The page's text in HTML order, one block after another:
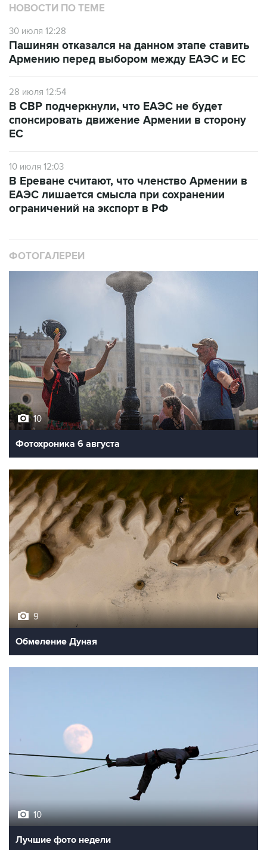
НОВОСТИ ПО ТЕМЕ
30 июля 12:28
Пашинян отказался на данном этапе ставить
Армению перед выбором между ЕАЭС и ЕС
28 июля 12:54
В СВР подчеркнули, что ЕАЭС не будет
спонсировать движение Армении в сторону
ЕС
10 июля 12:03
В Ереване считают, что членство Армении в
ЕАЭС лишается смысла при сохранении
ограничений на экспорт в РФ
ФОТОГАЛЕРЕИ
10
Фотохроника 6 августа
9
Обмеление Дуная
10
Лучшие фото недели